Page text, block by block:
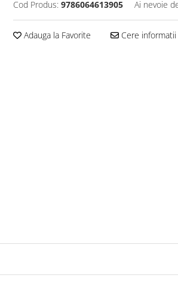
Cod Produs: 9786064613905 Ai nevoie
Adauga la Favorite Cere informatii